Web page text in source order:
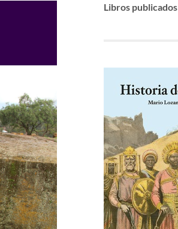
Libros publicados